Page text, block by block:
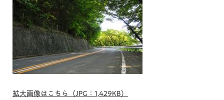
拡大画像はこちら（JPG：1,429KB）